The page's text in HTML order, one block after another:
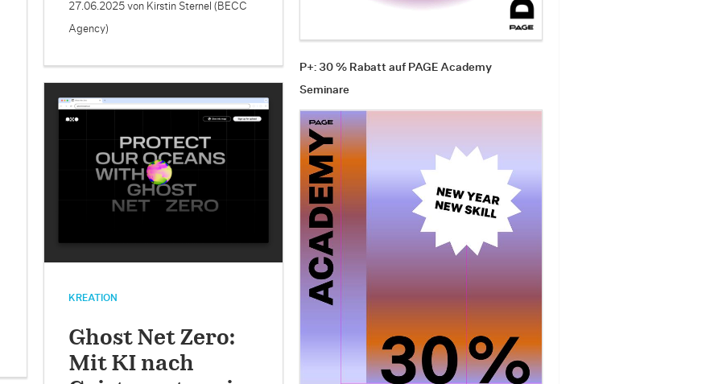
27.06.2025 von Kirstin Sternel (BECC
Agency)
KREATION
Ghost Net Zero:
Mit KI nach
P+: 30 % Rabatt auf PAGE Academy
Seminare